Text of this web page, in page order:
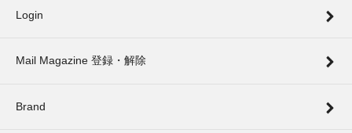
Login
Mail Magazine 登録・解除
Brand